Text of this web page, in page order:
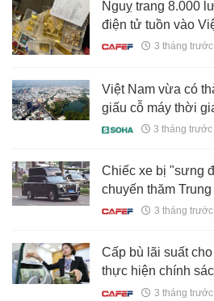
Nguỵ trang 8.000
điện tử tuồn vào
3 tháng trước
Việt Nam vừa có
giấu cỗ máy thời
không bao giờ3 tháng trước
Chiếc xe bị "sưng
chuyến thăm
Không ai rõ có mục
3 tháng trước
Cấp bù lãi suất
thực hiện chính
Nhà nước3 tháng trước